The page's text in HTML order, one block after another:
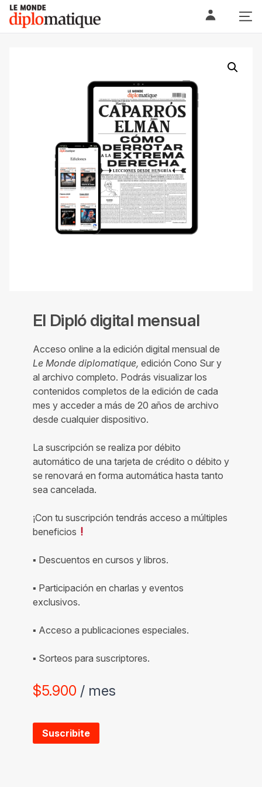
Skip
content
Le monde diplomatique
El Dipló digital mensual
Acceso online a la edición digital mensual de
Le Monde diplomatique, edición Cono Sur y
al archivo completo. Podrás visualizar los
contenidos completos de la edición de cada
mes y acceder a más de 20 años de archivo
desde cualquier dispositivo.
La suscripción se realiza por débito
automático de una tarjeta de crédito o débito y
se renovará en forma automática hasta tanto
sea cancelada.
¡Con tu suscripción tendrás acceso a múltiples
beneficios
▪ Descuentos en cursos y libros.
▪ Participación en charlas y eventos
exclusivos.
▪ Acceso a publicaciones especiales.
▪ Sorteos para suscriptores.
$5.900 / mes
Suscribite